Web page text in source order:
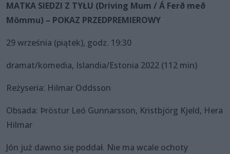
MATKA SIEDZI Z TYŁU (Driving Mum / Á Ferð með
Mömmu) – POKAZ PRZEDPREMIEROWY
29 września (piątek), godz. 19:30
dramat/komedia, Islandia/Estonia 2022 (112 min)
Reżyseria: Hilmar Oddsson
Obsada: Þröstur Leó Gunnarsson, Kristbjörg Kjeld, Hera
Hilmar
Jón już dawno się poddał. Nie ma wcale ochoty